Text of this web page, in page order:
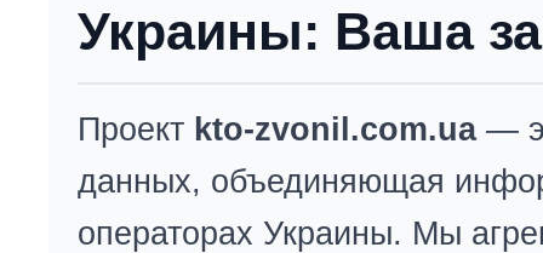
Украины: Ваша
Проект kto-zvonil.com.ua—
данных, объединяющая
операторах Украины. Мы